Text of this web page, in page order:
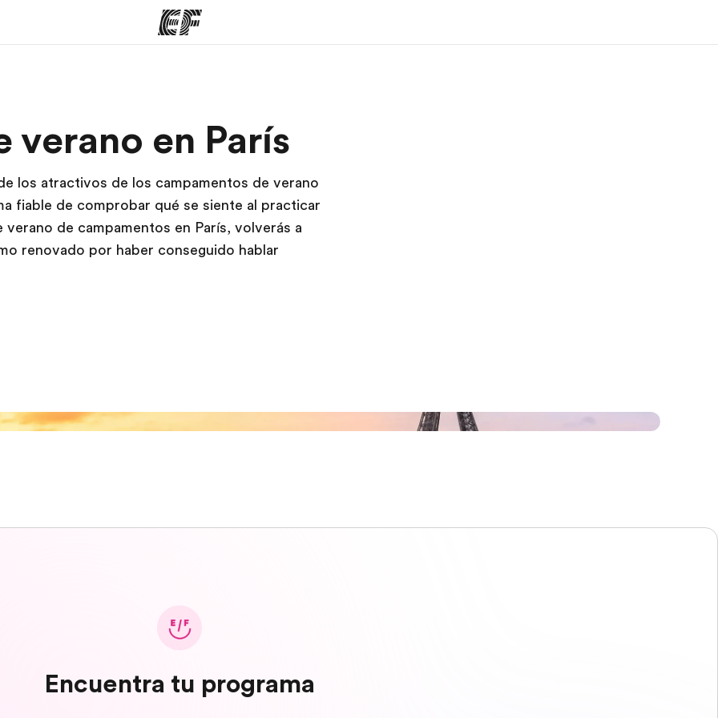
hacemos Encuentra una oficina
verano en París
los atractivos de los campamentos de verano
fiable de comprobar qué se siente al practicar
de campamentos en París, volverás a
renovado por haber conseguido hablar
Encuentra tu programa